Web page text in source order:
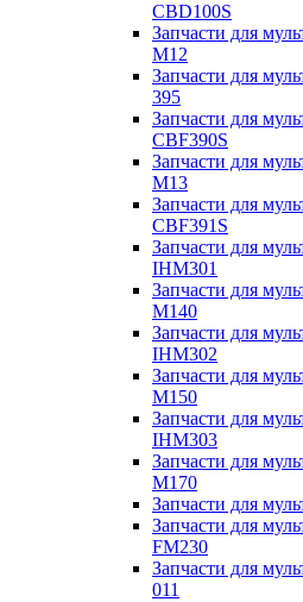
CBD100S
Запчасти для
M12
Запчасти для
395
Запчасти для
CBF390S
Запчасти для
M13
Запчасти для
CBF391S
Запчасти для
IHM301
Запчасти для
M140
Запчасти для
IHM302
Запчасти для
M150
Запчасти для
IHM303
Запчасти для
M170
Запчасти для
Запчасти для
FM230
Запчасти для
011